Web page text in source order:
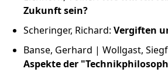
Zukunft sein?
Scheringer, Richard: Vergiften
Banse, Gerhard | Wollgast,
Aspekte der